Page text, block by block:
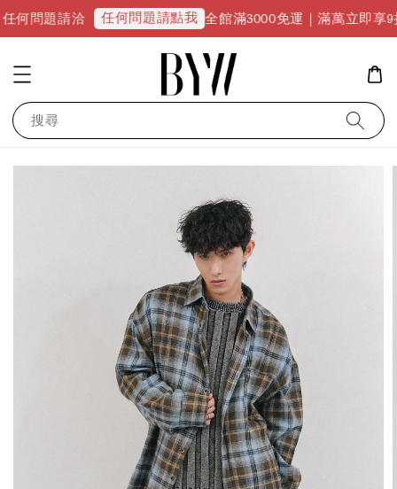
任何問題請點我 全館滿3000免運｜滿萬立即享9折優惠並升
搜尋